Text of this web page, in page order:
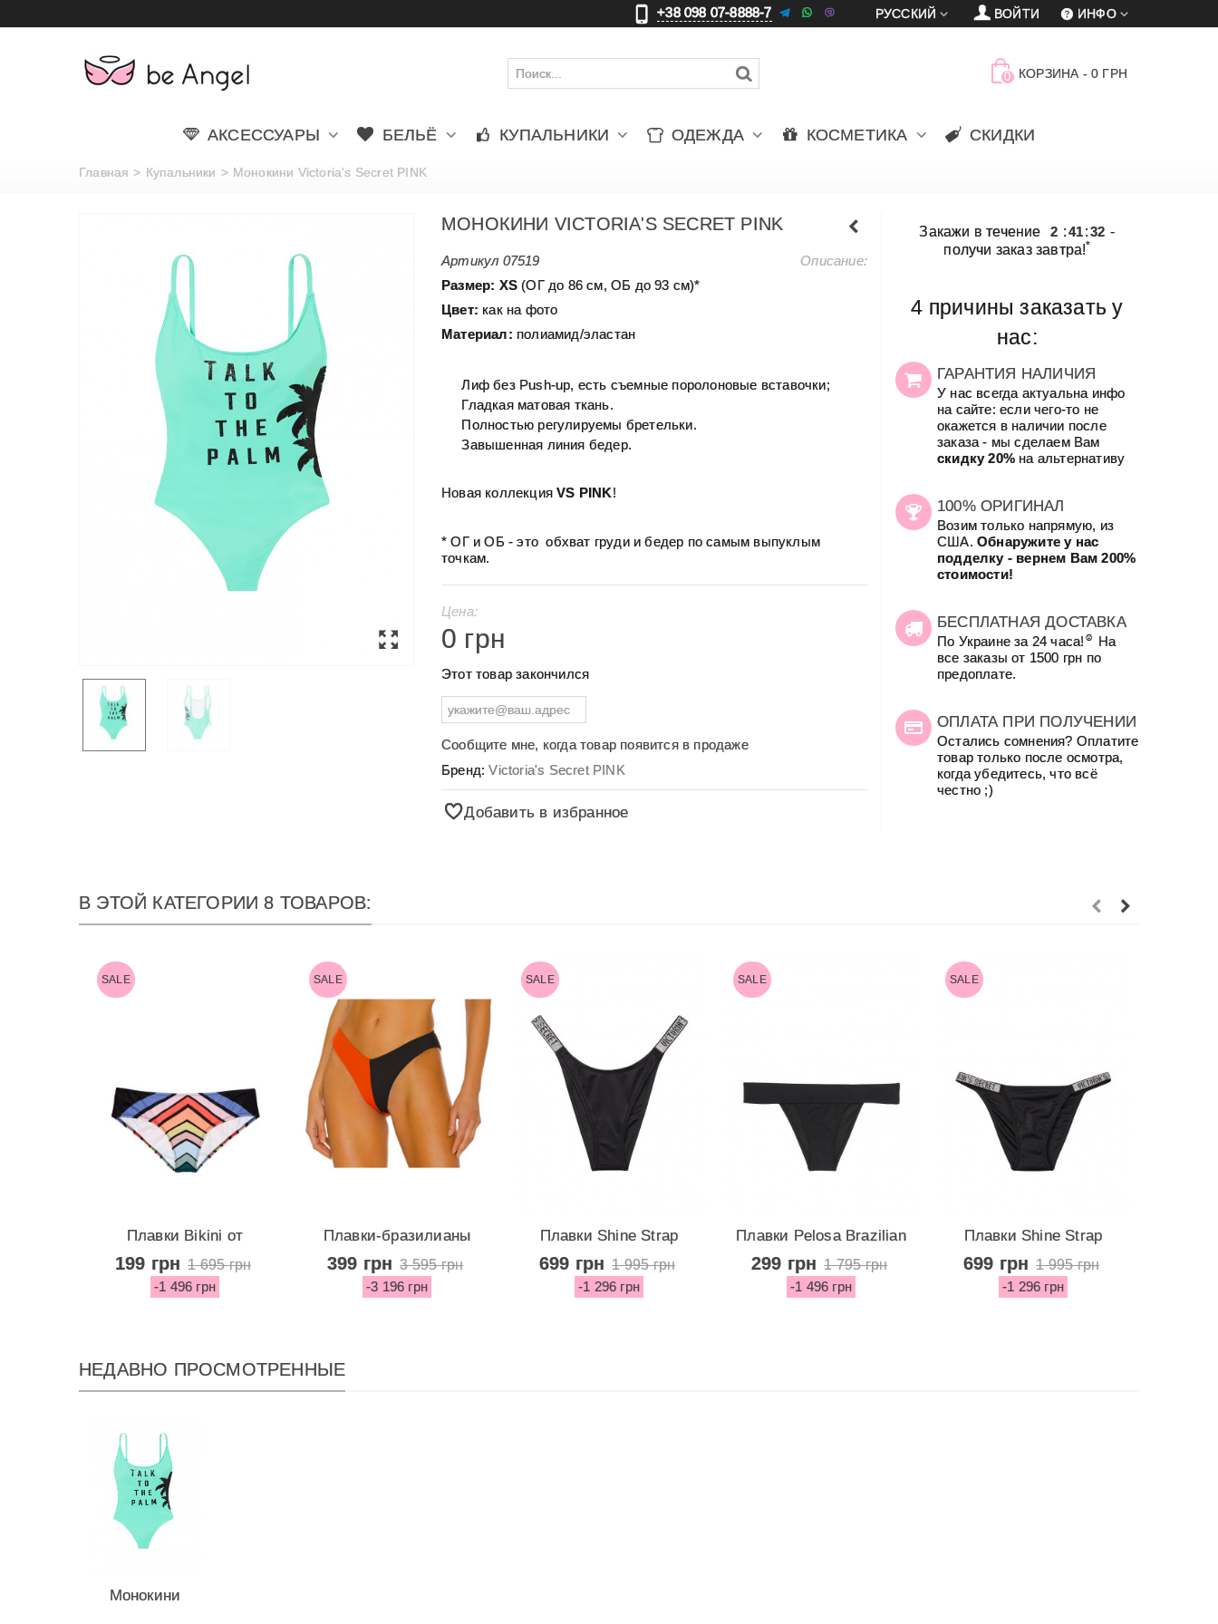
+38 098 07-8888-7 更 車 賈 ИНФО
ВОЙТИ
РУССКИЙ
0 КОРЗИНА - 0 ГРН
АКСЕССУАРЫ БЕЛЬЁ КУПАЛЬНИКИ ОДЕЖДА КОСМЕТИКА СКИДКИ
Главная > Купальники > Монокини Victoria's Secret PINK
МОНОКИНИ VICTORIA'S SECRET PINK
Артикул 07519
Описание:
Размер: XS (ОГ до 86 см, ОБ до 93 см)*
Цвет: как на фото
Материал: полиамид/эластан
Лиф без Push-up, есть съемные поролоновые вставочки;
Гладкая матовая ткань.
Полностью регулируемы бретельки.
Завышенная линия бедер.
Новая коллекцияVS PINK!
* ОГ и ОБ - это обхват груди и бедер по самым выпуклым
точкам.
Цена:
0 грн
Этот товар закончился
Сообщите мне, когда товар появится в продаже
Бренд:Victoria's Secret PINK
Добавить в избранное
Закажи в течение 2 :41:32 -
получи заказ завтра!*
4 причины заказать у
нас:
ГАРАНТИЯ НАЛИЧИЯ
У нас всегда актуальна инфо
на сайте: если чего-то не
окажется в наличии после
заказа - мы сделаем Вам
скидку 20%на альтернативу
100% ОРИГИНАЛ
Возим только напрямую, из
США. Обнаружите у нас
подделку - вернем Вам 200%
стоимости!
БЕСПЛАТНАЯ ДОСТАВКА
По Украине за 24 часа! ☺
На
все заказы от 1500 грн по
предоплате.
ОПЛАТА ПРИ ПОЛУЧЕНИИ
Остались сомнения? Оплатите
товар только после осмотра,
когда убедитесь, что всё
честно ;)
В ЭТОЙ КАТЕГОРИИ 8 ТОВАРОВ:
SALE
Плавки Bikini от
Victoria's...
199 грн 1 695 грн
-1 496 грн
SALE
Плавки-бразилианы
Asymmetric...
399 грн 3 595 грн
-3 196 грн
SALE
Плавки Shine Strap
Escondido...
699 грн 1 995 грн
-1 296 грн
SALE
Плавки Pelosa Brazilian
Bottom...
299 грн 1 795 грн
-1 496 грн
SALE
Плавки Shine Strap
Barbados...
699 грн 1 995 грн
-1 296 грн
НЕДАВНО ПРОСМОТРЕННЫЕ
Монокини